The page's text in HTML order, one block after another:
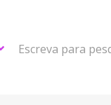
Escreva para